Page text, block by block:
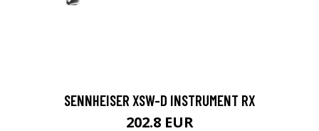
SENNHEISER XSW-D INSTRUMENT RX
202.8 EUR